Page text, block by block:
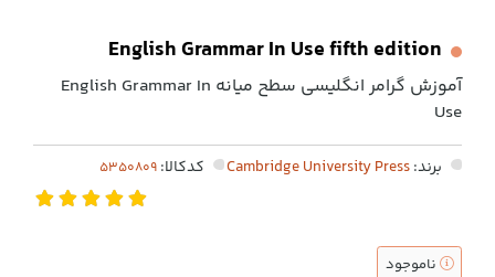
English Grammar In Use fifth edition
آموزش گرامر انگلیسی سطح میانه English Grammar In
Use
برند:Cambridge University Press کدکالا:
ناموجود